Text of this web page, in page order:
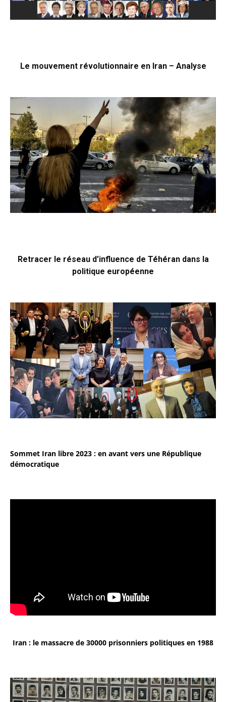
Le mouvement révolutionnaire en Iran – Analyse
Retracer le réseau d’influence de Téhéran dans la
politique européenne
Sommet Iran libre 2023 : en avant vers une République
démocratique
Iran : le massacre de 30000 prisonniers politiques en 1988